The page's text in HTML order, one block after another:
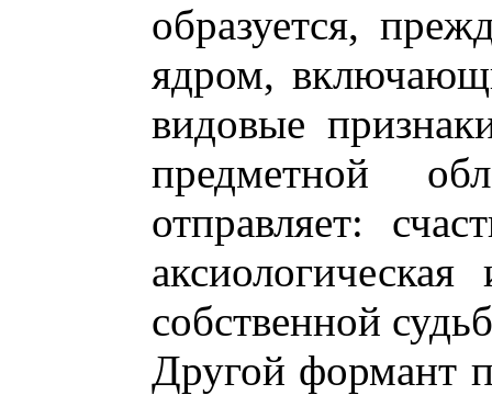
образуется,
ядром,
видовые
предметной
отправляет:
собственной
Другой формант